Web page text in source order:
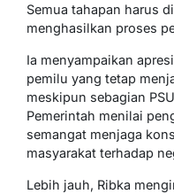
Semua tahapan harus
menghasilkan proses
Ia menyampaikan
pemilu yang tetap
meskipun sebagian
Pemerintah menilai
semangat menjaga
masyarakat terhadap
Lebih jauh, Ribka